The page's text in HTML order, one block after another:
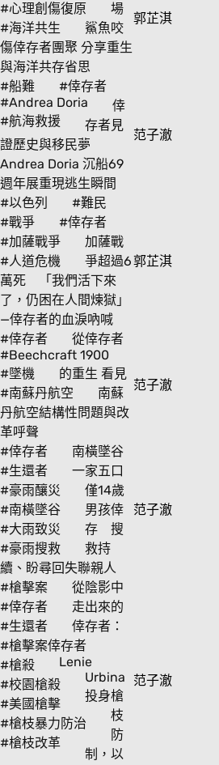
#心理創傷復原
#海洋共生
場
鯊魚咬
傷倖存者團聚 分享重生
與海洋共存省思
郭芷淇
#船難
#倖存者
#Andrea Doria
#航海救援
倖
存者見
證歷史與移民夢
Andrea Doria 沉船69
週年展重現逃生瞬間
范子澈
#以色列
#難民
#戰爭
#倖存者
#加薩戰爭
#人道危機
加薩戰
爭超過6
萬死 「我們活下來
了，仍困在人間煉獄」
—倖存者的血淚吶喊
郭芷淇
#倖存者
#Beechcraft 1900
#墜機
#南蘇丹航空
從倖存者
的重生 看見
南蘇
丹航空結構性問題與改
革呼聲
范子澈
#倖存者
#生還者
#豪雨釀災
#南橫墜谷
#大雨致災
#豪雨搜救
南橫墜谷
一家五口
僅14歲
男孩倖
存 搜
救持
續、盼尋回失聯親人
范子澈
#槍擊案
#倖存者
#生還者
#槍擊案倖存者
#槍殺
#校園槍殺
#美國槍擊
#槍枝暴力防治
#槍枝改革
從陰影中
走出來的
倖存者：
Lenie
Urbina
投身槍
枝
防
制，以
范子澈